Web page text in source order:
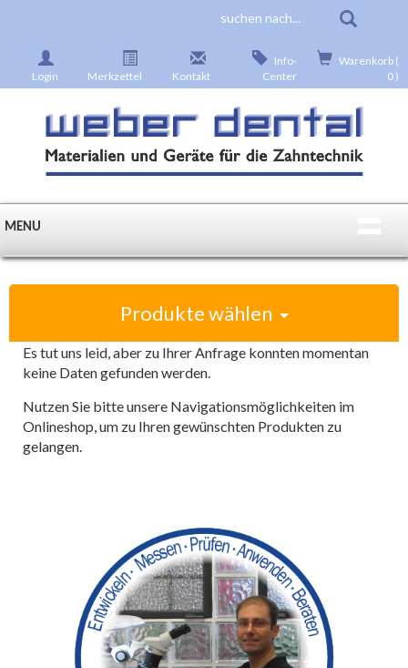
Login Merkzettel Kontakt
Info-
Center
Warenkorb (
0 )
MENU
Produkte wählen
Es tut uns leid, aber zu Ihrer Anfrage konnten momentan
keine Daten gefunden werden.
Nutzen Sie bitte unsere Navigationsmöglichkeiten im
Onlineshop, um zu Ihren gewünschten Produkten zu
gelangen.